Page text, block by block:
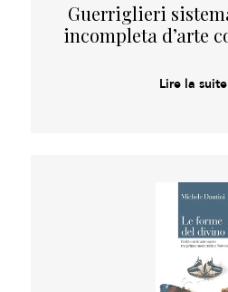
Guerriglieri
incompleta d’arte
Lire la suite